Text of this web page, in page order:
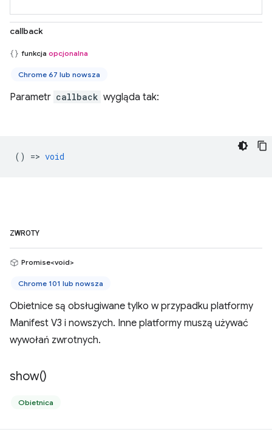
callback
funkcja opcjonalna
Chrome 67 lub nowsza
Parametr callback wygląda tak:
() => void
ZWROTY
Promise<void>
Chrome 101 lub nowsza
Obietnice są obsługiwane tylko w przypadku platformy
Manifest V3 i nowszych. Inne platformy muszą używać
wywołań zwrotnych.
show()
Obietnica